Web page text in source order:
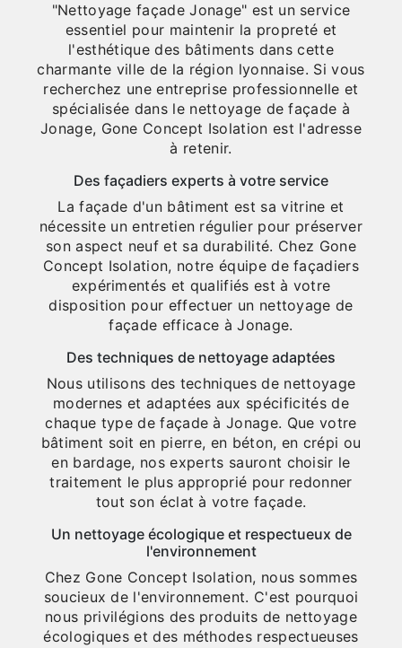
"Nettoyage façade Jonage" est un service
essentiel pour maintenir la propreté et
l'esthétique des bâtiments dans cette
charmante ville de la région lyonnaise. Si vous
recherchez une entreprise professionnelle et
spécialisée dans le nettoyage de façade à
Jonage, Gone Concept Isolation est l'adresse
à retenir.
Des façadiers experts à votre service
La façade d'un bâtiment est sa vitrine et
nécessite un entretien régulier pour préserver
son aspect neuf et sa durabilité. Chez Gone
Concept Isolation, notre équipe de façadiers
expérimentés et qualifiés est à votre
disposition pour effectuer un nettoyage de
façade efficace à Jonage.
Des techniques de nettoyage adaptées
Nous utilisons des techniques de nettoyage
modernes et adaptées aux spécificités de
chaque type de façade à Jonage. Que votre
bâtiment soit en pierre, en béton, en crépi ou
en bardage, nos experts sauront choisir le
traitement le plus approprié pour redonner
tout son éclat à votre façade.
Un nettoyage écologique et respectueux de
l'environnement
Chez Gone Concept Isolation, nous sommes
soucieux de l'environnement. C'est pourquoi
nous privilégions des produits de nettoyage
écologiques et des méthodes respectueuses